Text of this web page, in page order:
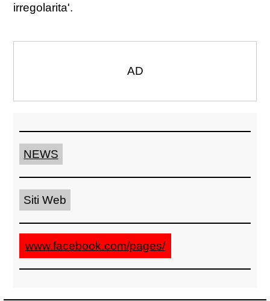
irregolarita'.
AD
NEWS
Siti Web
www.facebook.com/pages/